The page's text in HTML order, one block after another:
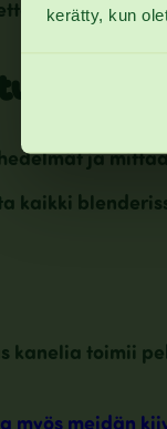
kerätty, kun
tai
ja
kaikki
kanelia toimii
myös meidän